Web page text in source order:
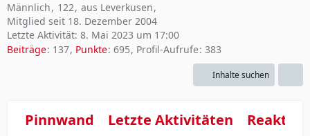
Männlich 122 aus Leverkusen
Mitglied seit 18. Dezember 2004
Letzte Aktivität: 8. Mai 2023 um 17:00
Beiträge 137 Punkte 695 Profil-Aufrufe 383
Inhalte suchen
Pinnwand Letzte Aktivitäten